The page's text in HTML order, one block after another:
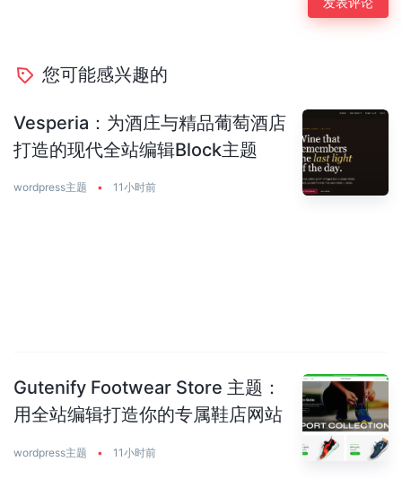
您可能感兴趣的
Vesperia：为酒庄与精品葡萄酒店
打造的现代全站编辑Block主题
wordpress主题 • 11小时前
Gutenify Footwear Store 主题：
用全站编辑打造你的专属鞋店网站
wordpress主题 • 11小时前